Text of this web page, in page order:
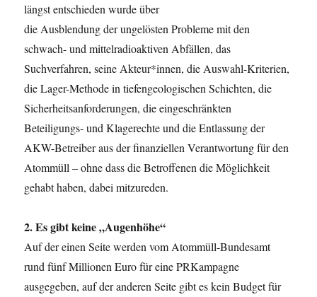
längst entschieden wurde über
die Ausblendung der ungelösten Probleme mit den
schwach- und mittelradioaktiven Abfällen, das
Suchverfahren, seine Akteur*innen, die Auswahl-Kriterien,
die Lager-Methode in tiefengeologischen Schichten, die
Sicherheitsanforderungen, die eingeschränkten
Beteiligungs- und Klagerechte und die Entlassung der
AKW-Betreiber aus der finanziellen Verantwortung für den
Atommüll – ohne dass die Betroffenen die Möglichkeit
gehabt haben, dabei mitzureden.
2. Es gibt keine „Augenhöhe“
Auf der einen Seite werden vom Atommüll-Bundesamt
rund fünf Millionen Euro für eine PRKampagne
ausgegeben, auf der anderen Seite gibt es kein Budget für